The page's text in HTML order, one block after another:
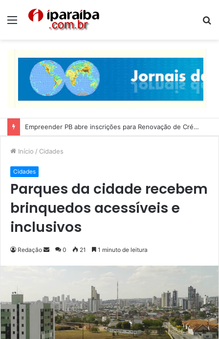
Menu
Lucas Ribeiro inspeciona obras da última etapa do Centro de Convenções
Início / Cidades
Cidades
Parques da cidade recebem
brinquedos acessíveis e
inclusivos
Redação
u
m
e
0 21 1 minuto de leitura